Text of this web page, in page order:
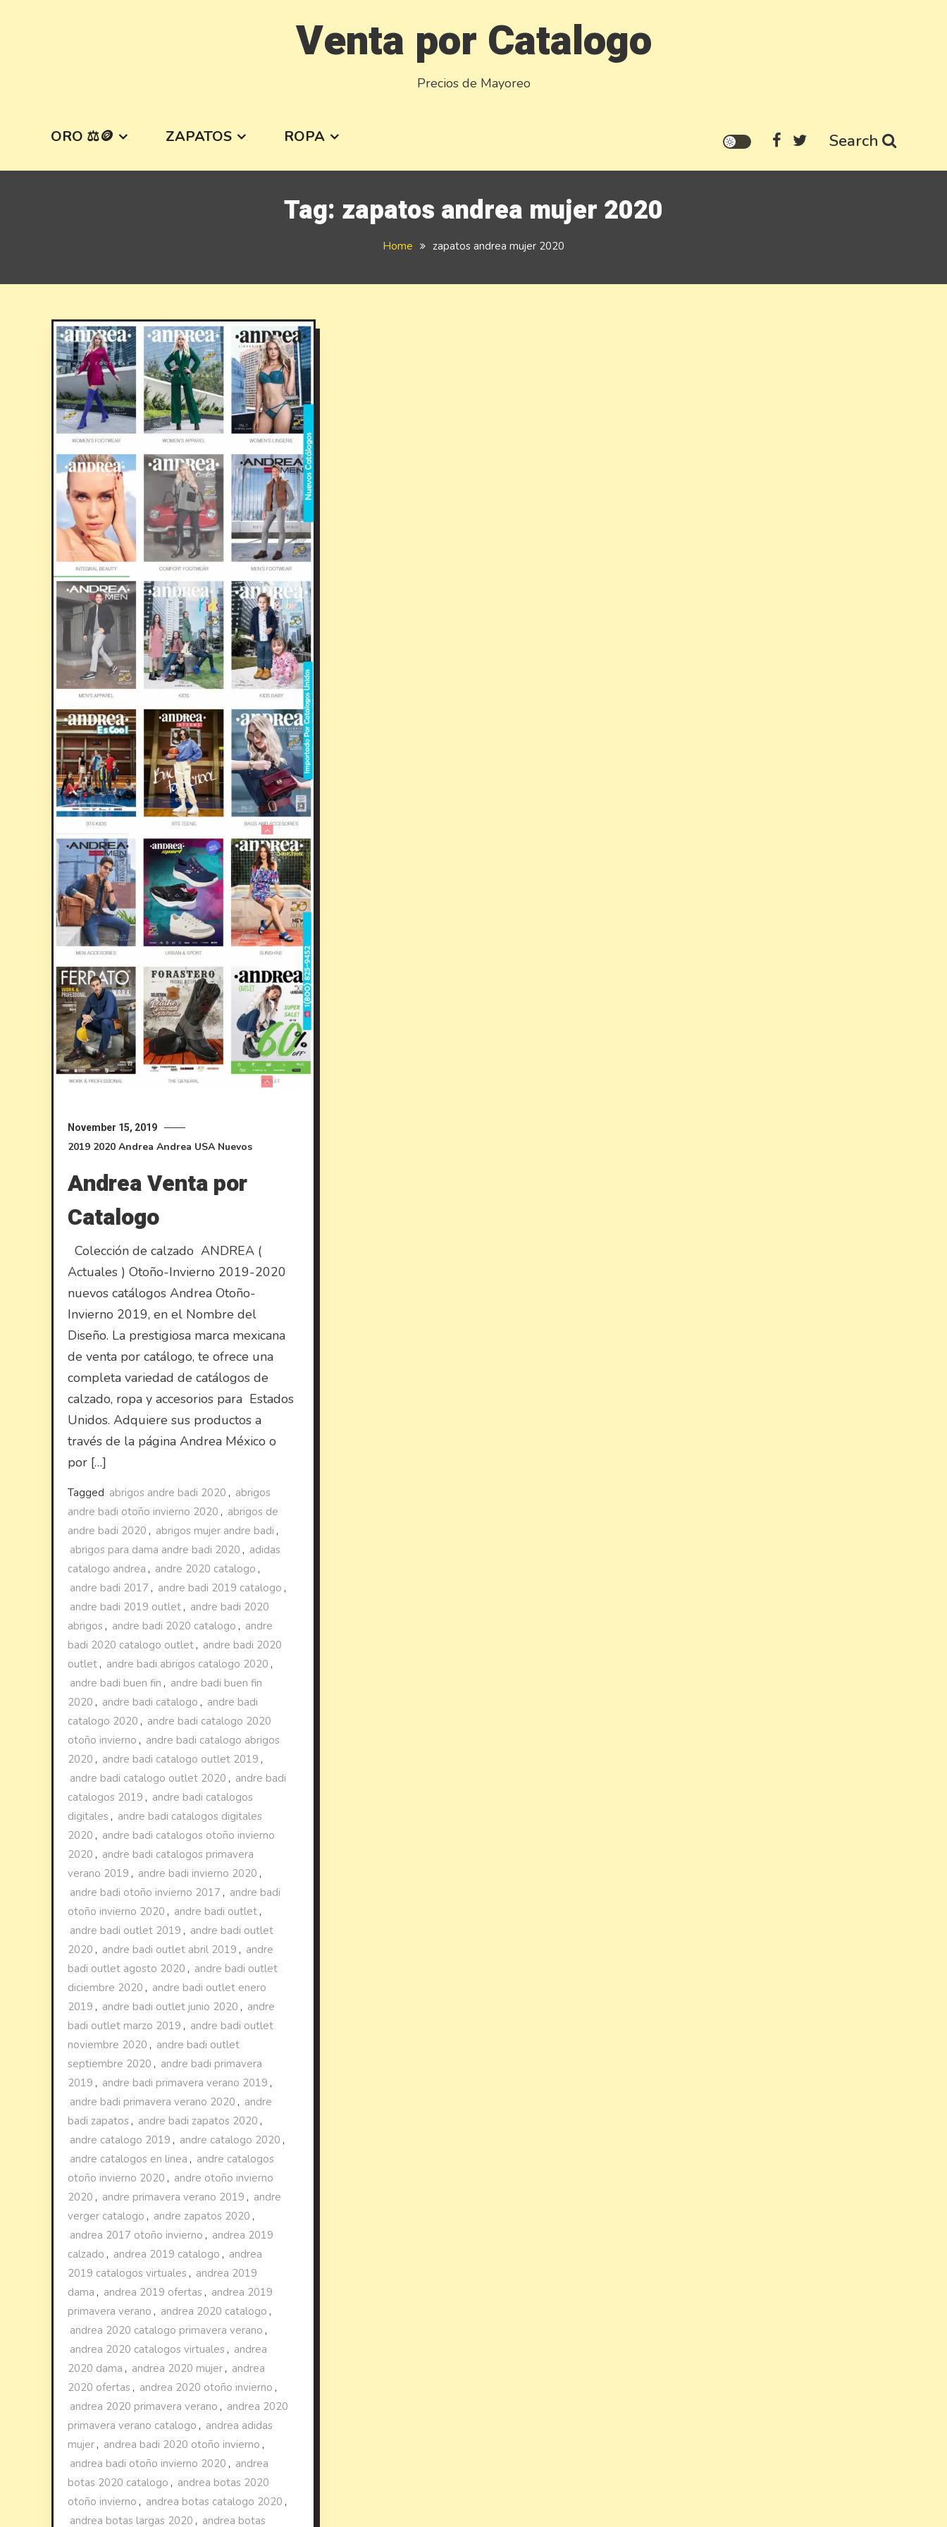
Venta por Catalogo
Precios de Mayoreo
ORO ⚖️🪙 ZAPATOS ROPA Search
Tag: zapatos andrea mujer 2020
Home zapatos andrea mujer 2020
November 15, 2019
2019 2020 Andrea Andrea USA Nuevos
Andrea Venta por
Catalogo
Colección de calzado ANDREA (
Actuales ) Otoño-Invierno 2019-2020
nuevos catálogos Andrea Otoño-
Invierno 2019, en el Nombre del
Diseño. La prestigiosa marca mexicana
de venta por catálogo, te ofrece una
completa variedad de catálogos de
calzado, ropa y accesorios para Estados
Unidos. Adquiere sus productos a
través de la página Andrea México o
por […]
Tagged abrigos andre badi 2020 , abrigos
andre badi otoño invierno 2020 , abrigos de
andre badi 2020 , abrigos mujer andre badi ,
abrigos para dama andre badi 2020 , adidas
catalogo andrea , andre 2020 catalogo ,
andre badi 2017 , andre badi 2019 catalogo ,
andre badi 2019 outlet , andre badi 2020
abrigos , andre badi 2020 catalogo , andre
badi 2020 catalogo outlet , andre badi 2020
outlet , andre badi abrigos catalogo 2020 ,
andre badi buen fin , andre badi buen fin
2020 , andre badi catalogo , andre badi
catalogo 2020 , andre badi catalogo 2020
otoño invierno , andre badi catalogo abrigos
2020 , andre badi catalogo outlet 2019 ,
andre badi catalogo outlet 2020 , andre badi
catalogos 2019 , andre badi catalogos
digitales , andre badi catalogos digitales
2020 , andre badi catalogos otoño invierno
2020 , andre badi catalogos primavera
verano 2019 , andre badi invierno 2020 ,
andre badi otoño invierno 2017 , andre badi
otoño invierno 2020 , andre badi outlet ,
andre badi outlet 2019 , andre badi outlet
2020 , andre badi outlet abril 2019 , andre
badi outlet agosto 2020 , andre badi outlet
diciembre 2020 , andre badi outlet enero
2019 , andre badi outlet junio 2020 , andre
badi outlet marzo 2019 , andre badi outlet
noviembre 2020 , andre badi outlet
septiembre 2020 , andre badi primavera
2019 , andre badi primavera verano 2019 ,
andre badi primavera verano 2020 , andre
badi zapatos , andre badi zapatos 2020 ,
andre catalogo 2019 , andre catalogo 2020 ,
andre catalogos en linea , andre catalogos
otoño invierno 2020 , andre otoño invierno
2020 , andre primavera verano 2019 , andre
verger catalogo , andre zapatos 2020 ,
andrea 2017 otoño invierno , andrea 2019
calzado , andrea 2019 catalogo , andrea
2019 catalogos virtuales , andrea 2019
dama , andrea 2019 ofertas , andrea 2019
primavera verano , andrea 2020 catalogo ,
andrea 2020 catalogo primavera verano ,
andrea 2020 catalogos virtuales , andrea
2020 dama , andrea 2020 mujer , andrea
2020 ofertas , andrea 2020 otoño invierno ,
andrea 2020 primavera verano , andrea 2020
primavera verano catalogo , andrea adidas
mujer , andrea badi 2020 otoño invierno ,
andrea badi otoño invierno 2020 , andrea
botas 2020 catalogo , andrea botas 2020
otoño invierno , andrea botas catalogo 2020 ,
andrea botas largas 2020 , andrea botas